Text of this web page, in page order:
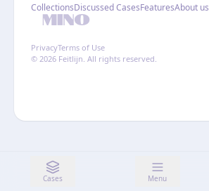
Cases Menu
CollectionsDiscussed CasesFeaturesAbout us
PrivacyTerms of Use
© 2026 Feitlijn. All rights reserved.